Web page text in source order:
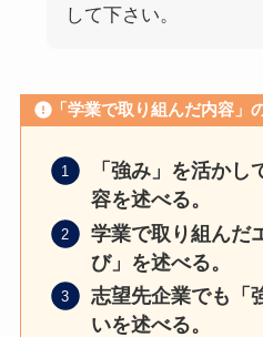
して下さい。
「学業で取り組んだ内容」
「強み」を活か
容を述べる。
学業で取り組んだ
び」を述べる。
志望先企業でも「
いを述べる。